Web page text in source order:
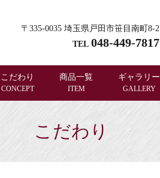
〒335-0035 埼玉県戸田市笹目南町8-2
TEL 048-449-7817
こだわり
CONCEPT
商品一覧
ITEM
ギャラリー
GALLERY
こだわり